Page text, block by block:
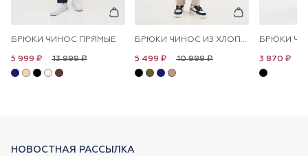
БРЮКИ ЧИНОС ПРЯМЫЕ
13 999 ₽
5 999 ₽
БРЮКИ ЧИНОС ИЗ ХЛОПКА ПРЯМЫЕ
10 999 ₽
5 499 ₽
БРЮКИ
3 870 ₽
НОВОСТНАЯ РАССЫЛКА